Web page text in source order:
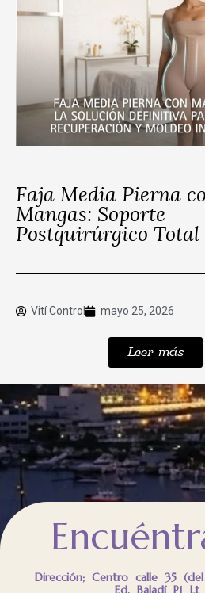
Faja Media Pierna
Mangas: Soporte
Postquirúrgico Total
Vití Control mayo 25, 2026
Leer más
Dirección; Centro calle 35
Ed. Baladí P1 Lt